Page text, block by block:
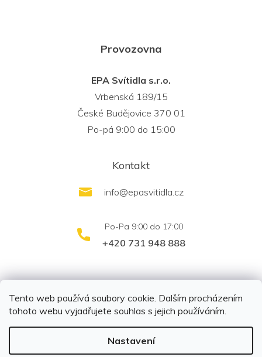
Tento web používá soubory cookie. Dalším procházením
tohoto webu vyjadřujete souhlas s jejich používáním.
Nastavení
Provozovna
EPA Svítidla s.r.o.
Vrbenská 189/15
České Budějovice 370 01
Po-pá 9:00 do 15:00
Kontakt
info@epasvitidla.cz
+420 731 948 888